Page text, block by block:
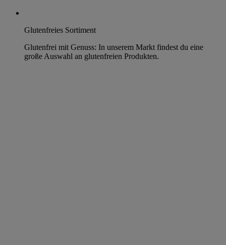
Glutenfreies Sortiment
Glutenfrei mit Genuss: In unserem Markt findest du eine
große Auswahl an glutenfreien Produkten.